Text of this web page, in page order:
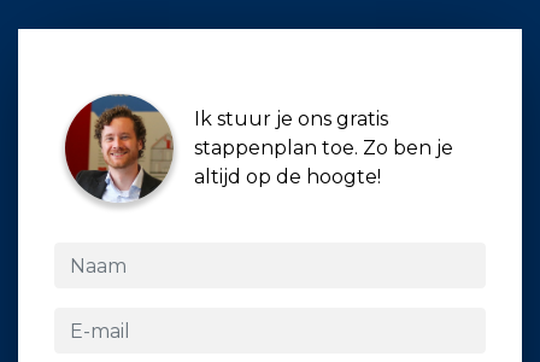
Ik stuur je ons gratis
stappenplan toe. Zo ben je
altijd op de hoogte!